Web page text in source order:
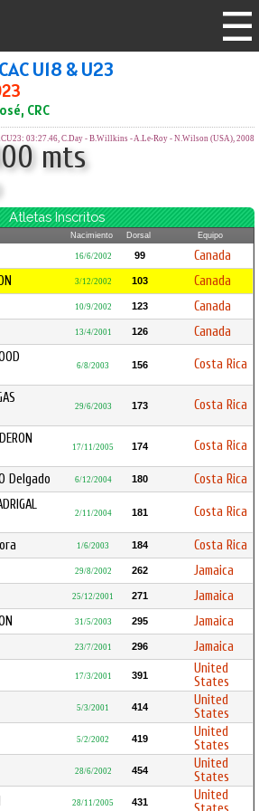
U18 & U23
CRC
03:27.46, C.Day - B.Willkins - A.Le-Roy - N.Wilson (USA), 2008
mts
Atletas Inscritos
Nacimiento Dorsal Equipo
16/6/2002 99 Canada
3/12/2002 103 Canada
10/9/2002 123 Canada
13/4/2001 126 Canada
6/8/2003 156 Costa Rica
29/6/2003 173 Costa Rica
17/11/2005 174 Costa Rica
Delgado 6/12/2004 180 Costa Rica
2/11/2004 181 Costa Rica
1/6/2003 184 Costa Rica
29/8/2002 262 Jamaica
25/12/2001 271 Jamaica
31/5/2003 295 Jamaica
23/7/2001 296 Jamaica
17/3/2001 391
United
States
5/3/2001 414
United
States
5/2/2002 419
United
States
28/6/2002 454
United
States
28/11/2005 431
United